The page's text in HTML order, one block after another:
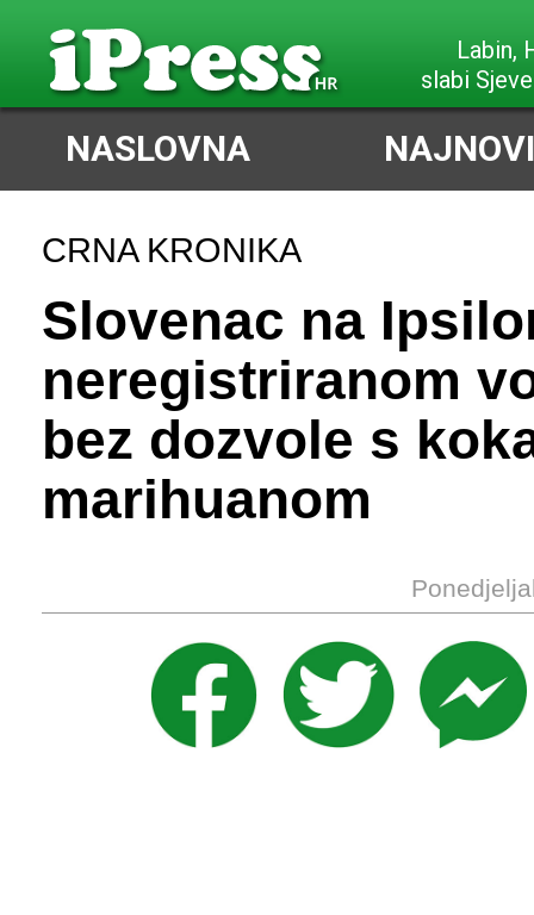
Labin,
slabi
NASLOVNA
CRNA KRONIKA
Slovenac na
neregistriranom
bez dozvole s
marihuanom